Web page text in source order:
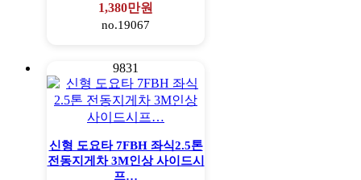
1,380만원
no.19067
9831
신형 도요타 7FBH 좌식2.5톤
전동지게차 3M인상 사이드시
프…